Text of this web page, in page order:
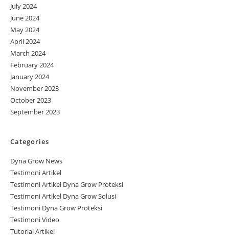
July 2024
June 2024
May 2024
April 2024
March 2024
February 2024
January 2024
November 2023
October 2023
September 2023
Categories
Dyna Grow News
Testimoni Artikel
Testimoni Artikel Dyna Grow Proteksi
Testimoni Artikel Dyna Grow Solusi
Testimoni Dyna Grow Proteksi
Testimoni Video
Tutorial Artikel